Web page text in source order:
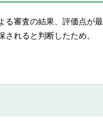
る審査の結果、評価点が
れると判断したため。